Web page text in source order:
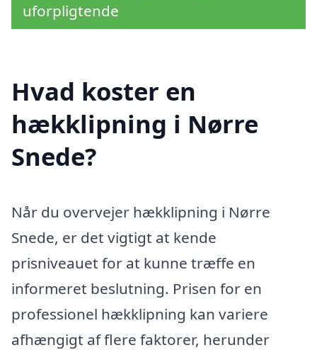
uforpligtende
Hvad koster en
hækklipning i Nørre
Snede?
Når du overvejer hækklipning i Nørre
Snede, er det vigtigt at kende
prisniveauet for at kunne træffe en
informeret beslutning. Prisen for en
professionel hækklipning kan variere
afhængigt af flere faktorer, herunder